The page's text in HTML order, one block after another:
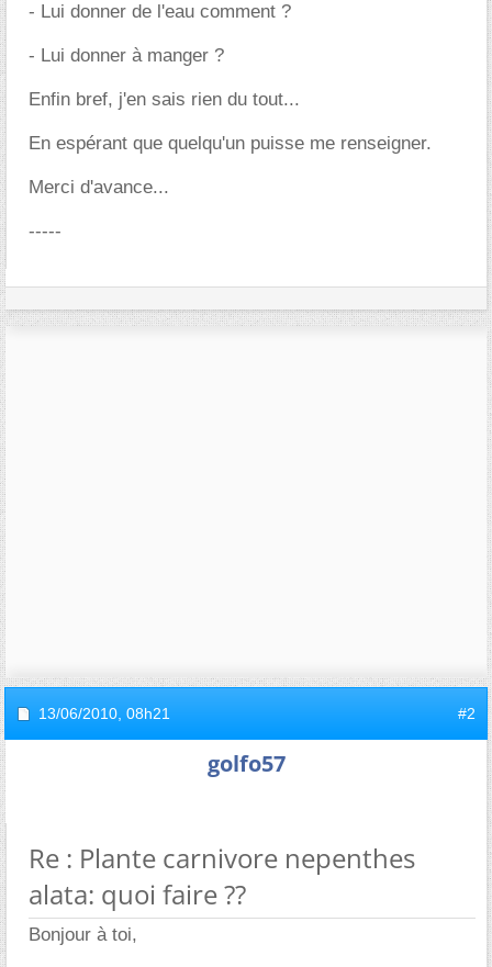
- Lui donner de l'eau comment ?
- Lui donner à manger ?
Enfin bref, j'en sais rien du tout...
En espérant que quelqu'un puisse me renseigner.
Merci d'avance...
-----
13/06/2010, 08h21 #2
golfo57
Re : Plante carnivore nepenthes
alata: quoi faire ??
Bonjour à toi,